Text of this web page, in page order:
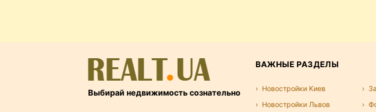
Выбирай недвижимость сознательно
ВАЖНЫЕ РАЗДЕЛЫ
Новостройки Киев
Новостройки Львов